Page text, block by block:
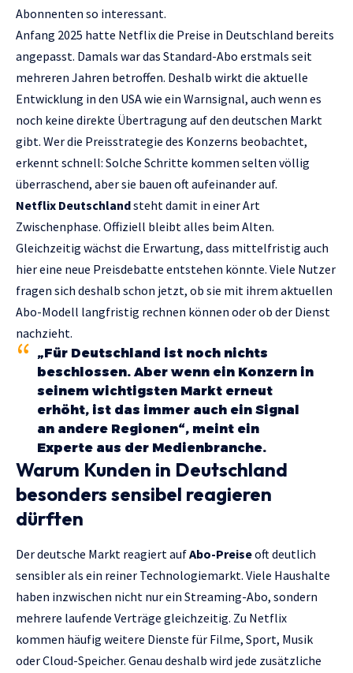
Abonnenten so interessant.
Anfang 2025 hatte Netflix die Preise in Deutschland bereits
angepasst. Damals war das Standard-Abo erstmals seit
mehreren Jahren betroffen. Deshalb wirkt die aktuelle
Entwicklung in den USA wie ein Warnsignal, auch wenn es
noch keine direkte Übertragung auf den deutschen Markt
gibt. Wer die Preisstrategie des Konzerns beobachtet,
erkennt schnell: Solche Schritte kommen selten völlig
überraschend, aber sie bauen oft aufeinander auf.
Netflix Deutschlandsteht damit in einer Art
Zwischenphase. Offiziell bleibt alles beim Alten.
Gleichzeitig wächst die Erwartung, dass mittelfristig auch
hier eine neue Preisdebatte entstehen könnte. Viele Nutzer
fragen sich deshalb schon jetzt, ob sie mit ihrem aktuellen
Abo-Modell langfristig rechnen können oder ob der Dienst
nachzieht.
„Für Deutschland ist noch nichts
beschlossen. Aber wenn ein Konzern in
seinem wichtigsten Markt erneut
erhöht, ist das immer auch ein Signal
an andere Regionen“, meint ein
Experte aus der Medienbranche.
Warum Kunden in Deutschland
besonders sensibel reagieren
dürften
Der deutsche Markt reagiert aufAbo-Preiseoft deutlich
sensibler als ein reiner Technologiemarkt. Viele Haushalte
haben inzwischen nicht nur ein Streaming-Abo, sondern
mehrere laufende Verträge gleichzeitig. Zu Netflix
kommen häufig weitere Dienste für Filme, Sport, Musik
oder Cloud-Speicher. Genau deshalb wird jede zusätzliche